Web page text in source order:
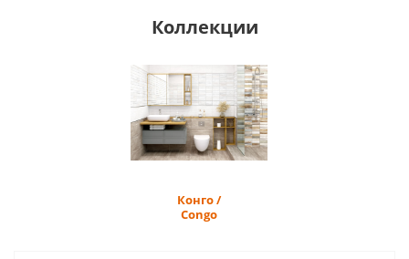
Коллекции
Конго /
Congo